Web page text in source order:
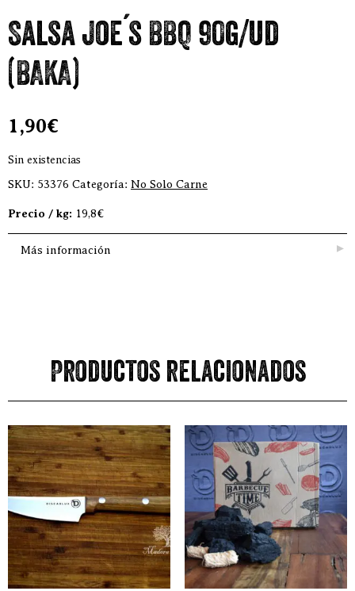
Salsa Joe´s BBQ 90g/ud
(BAKA)
1,90€
Sin existencias
SKU: 53376 Categoría: No Solo Carne
Precio / kg: 19,8€
Más información
Productos relacionados